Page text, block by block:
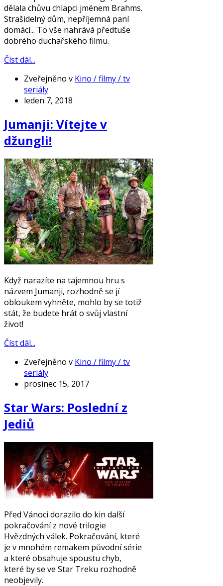
dělala chůvu chlapci jménem Brahms.
Strašidelný dům, nepříjemná paní
domácí... To vše nahrává předtuše
dobrého duchařského filmu.
Číst dál...
Zveřejněno v Kino / filmy / tv
seriály
leden 7, 2018
Jumanji: Vítejte v
džungli!
Když narazíte na tajemnou hru s
názvem Jumanji, rozhodně se jí
obloukem vyhněte, mohlo by se totiž
stát, že budete hrát o svůj vlastní
život!
Číst dál...
Zveřejněno v Kino / filmy / tv
seriály
prosinec 15, 2017
Star Wars: Poslední z
Jediů
Před Vánoci dorazilo do kin další
pokračování z nové trilogie
Hvězdných válek. Pokračování, které
je v mnohém remakem původní série
a které obsahuje spoustu chyb,
které by se ve Star Treku rozhodně
neobjevily.